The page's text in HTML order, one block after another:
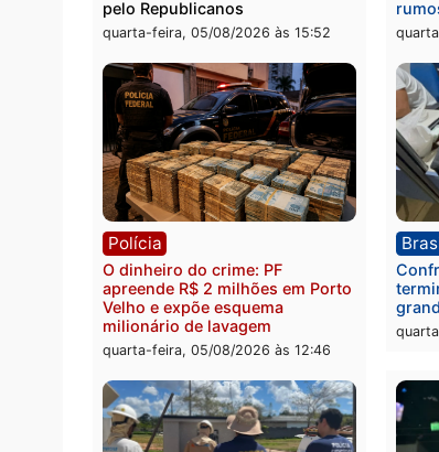
Política
Jônatas França é aprovado na
convenção e confirmado
candidato a deputado federal
pelo Republicanos
quarta-feira, 05/08/2026 às 15:52